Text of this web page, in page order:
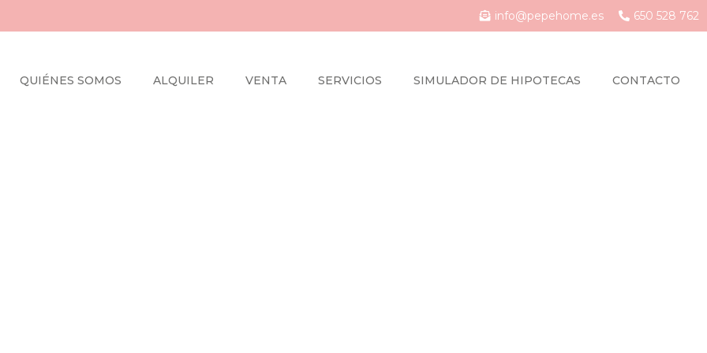
info@pepehome.es 650 528 762
QUIÉNES SOMOS ALQUILER VENTA SERVICIOS SIMULADOR DE HIPOTECAS CONTACTO